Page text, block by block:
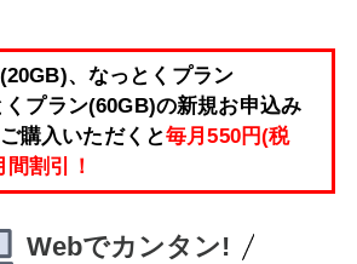
、なっとくプラン
プラン(60GB)の新規お申込み
購入いただくと毎月550円(税
割引！
Webでカンタン!